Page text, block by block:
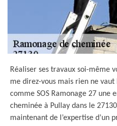
Réaliser ses travaux soi-même
me direz-vous mais rien ne
comme SOS Ramonage 27 une
cheminée à Pullay dans le
maintenant de l’expertise d’un